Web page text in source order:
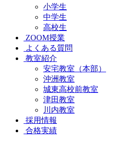
小学生
中学生
高校生
ZOOM授業
よくある質問
教室紹介
安宅教室（本部）
沖洲教室
城東高校前教室
津田教室
川内教室
採用情報
合格実績